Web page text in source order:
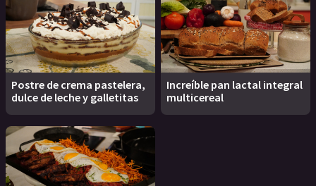
Postre de crema pastelera,
dulce de leche y galletitas
Increíble pan lactal integral
multicereal